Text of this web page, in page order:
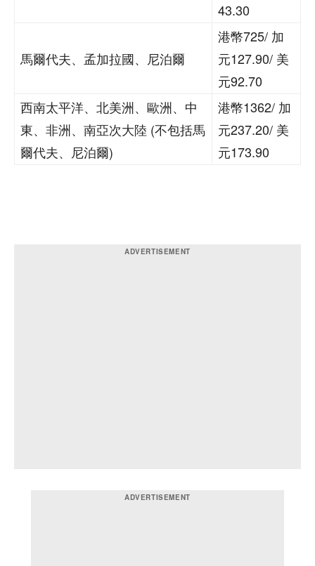
43.30
馬爾代夫、孟加拉國、尼泊爾
港幣725/ 加
元127.90/ 美
元92.70
西南太平洋、北美洲、歐洲、中
東、非洲、南亞次大陸 (不包括馬
爾代夫、尼泊爾)
港幣1362/ 加
元237.20/ 美
元173.90